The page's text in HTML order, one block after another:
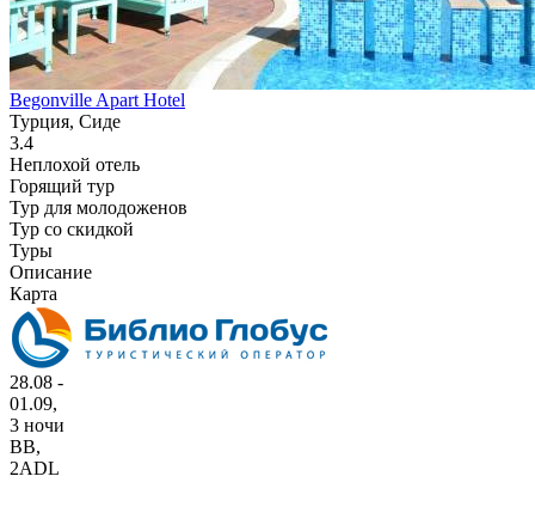
Begonville Apart Hotel
Турция, Сиде
3.4
Неплохой отель
Горящий тур
Тур для молодоженов
Тур со скидкой
Туры
Описание
Карта
28.08 -
01.09,
3 ночи
BB,
2ADL